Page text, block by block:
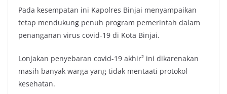
Pada kesempatan ini Kapolres Binjai menyampaikan
tetap mendukung penuh program pemerintah dalam
penanganan virus covid-19 di Kota Binjai.
Lonjakan penyebaran covid-19 akhir² ini dikarenakan
masih banyak warga yang tidak mentaati protokol
kesehatan.